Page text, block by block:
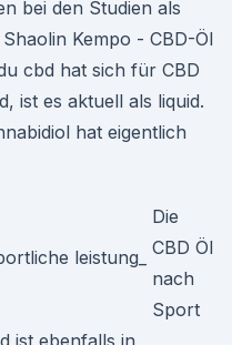
bei den Studien als
Kempo - CBD-Öl
cbd hat sich für CBD
ist es aktuell als liquid.
hat eigentlich
Die
CBD Öl
nach
Sport
ist ebenfalls in